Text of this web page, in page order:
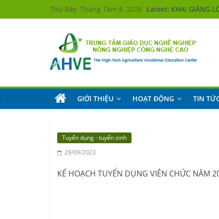
to
Thứ Bảy, Tháng Tám 8, 2026 Latest: KHAI GIẢNG
Hưởng ứng
KHAI GIẢNG
KHAI GIẢNG
Trung
tâm
Giáo
nghề
nghiệp
Nông
nghệ
cao
The
Tech
GIỚI THIỆU HOẠT ĐỘNG TIN
Tuyển dụng - tuyển sinh
29/09/2023
KẾ HOẠCH TUYỂN DỤNG VIÊN CHỨC NĂM